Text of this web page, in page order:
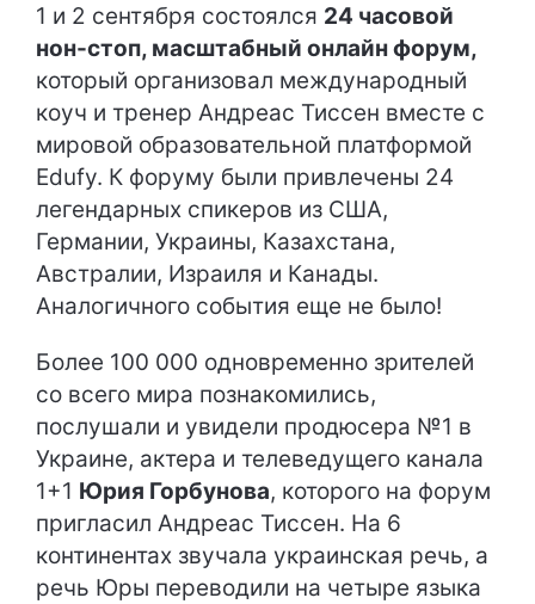
1 и 2 сентября состоялся 24 часовой
нон-стоп, масштабный онлайн форум,
который организовал международный
коуч и тренер Андреас Тиссен вместе с
мировой образовательной платформой
Edufy. К форуму были привлечены 24
легендарных спикеров из США,
Германии, Украины, Казахстана,
Австралии, Израиля и Канады.
Аналогичного события еще не было!
Более 100 000 одновременно зрителей
со всего мира познакомились,
послушали и увидели продюсера №1 в
Украине, актера и телеведущего канала
1+1 Юрия Горбунова, которого на форум
пригласил Андреас Тиссен. На 6
континентах звучала украинская речь, а
речь Юры переводили на четыре языка